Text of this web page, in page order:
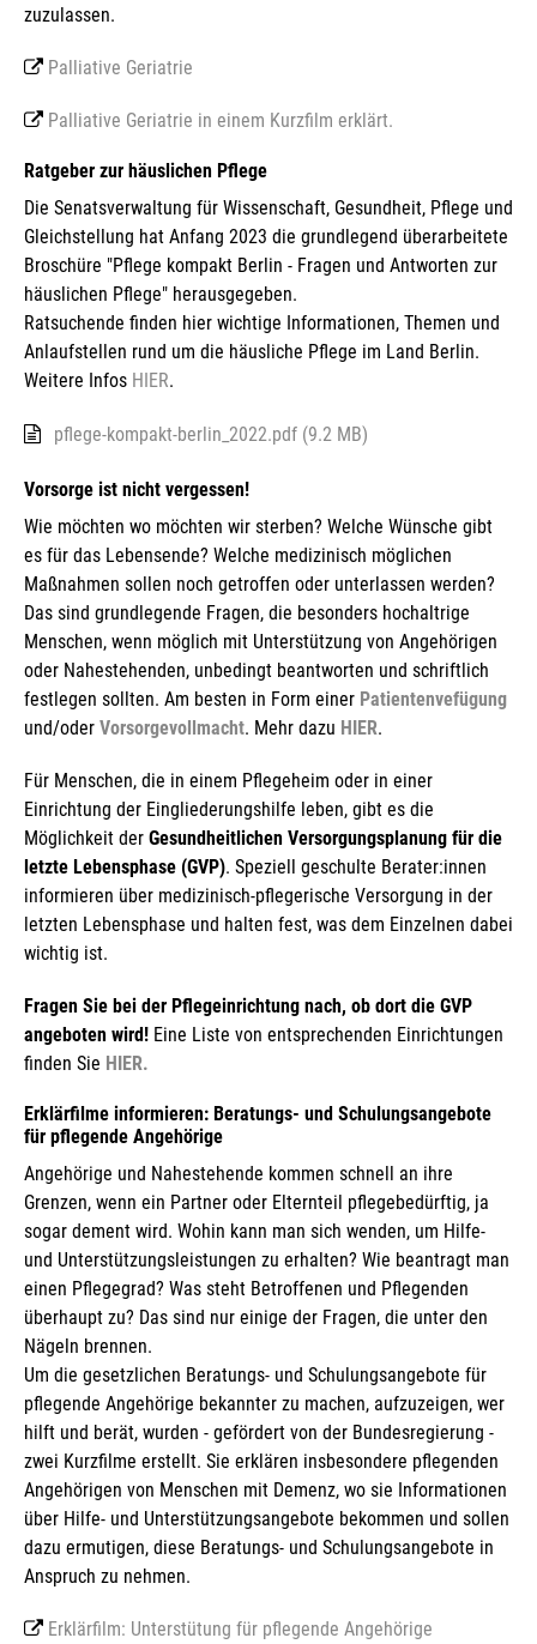
zuzulassen.
Palliative Geriatrie
Palliative Geriatrie in einem Kurzfilm erklärt.
Ratgeber zur häuslichen Pflege
Die Senatsverwaltung für Wissenschaft, Gesundheit, Pflege und
Gleichstellung hat Anfang 2023 die grundlegend überarbeitete
Broschüre "Pflege kompakt Berlin - Fragen und Antworten zur
häuslichen Pflege" herausgegeben.
Ratsuchende finden hier wichtige Informationen, Themen und
Anlaufstellen rund um die häusliche Pflege im Land Berlin.
Weitere Infos HIER.
pflege-kompakt-berlin_2022.pdf (9.2 MB)
Vorsorge ist nicht vergessen!
Wie möchten wo möchten wir sterben? Welche Wünsche gibt
es für das Lebensende? Welche medizinisch möglichen
Maßnahmen sollen noch getroffen oder unterlassen werden?
Das sind grundlegende Fragen, die besonders hochaltrige
Menschen, wenn möglich mit Unterstützung von Angehörigen
oder Nahestehenden, unbedingt beantworten und schriftlich
festlegen sollten. Am besten in Form einer Patientenvefügung
und/oder Vorsorgevollmacht. Mehr dazu HIER.
Für Menschen, die in einem Pflegeheim oder in einer
Einrichtung der Eingliederungshilfe leben, gibt es die
Möglichkeit der Gesundheitlichen Versorgungsplanung für die
letzte Lebensphase (GVP). Speziell geschulte Berater:innen
informieren über medizinisch-pflegerische Versorgung in der
letzten Lebensphase und halten fest, was dem Einzelnen dabei
wichtig ist.
Fragen Sie bei der Pflegeinrichtung nach, ob dort die GVP
angeboten wird! Eine Liste von entsprechenden Einrichtungen
finden Sie HIER.
Erklärfilme informieren: Beratungs- und Schulungsangebote
für pflegende Angehörige
Angehörige und Nahestehende kommen schnell an ihre
Grenzen, wenn ein Partner oder Elternteil pflegebedürftig, ja
sogar dement wird. Wohin kann man sich wenden, um Hilfe-
und Unterstützungsleistungen zu erhalten? Wie beantragt man
einen Pflegegrad? Was steht Betroffenen und Pflegenden
überhaupt zu? Das sind nur einige der Fragen, die unter den
Nägeln brennen.
Um die gesetzlichen Beratungs- und Schulungsangebote für
pflegende Angehörige bekannter zu machen, aufzuzeigen, wer
hilft und berät, wurden - gefördert von der Bundesregierung -
zwei Kurzfilme erstellt. Sie erklären insbesondere pflegenden
Angehörigen von Menschen mit Demenz, wo sie Informationen
über Hilfe- und Unterstützungsangebote bekommen und sollen
dazu ermutigen, diese Beratungs- und Schulungsangebote in
Anspruch zu nehmen.
Erklärfilm: Unterstütung für pflegende Angehörige